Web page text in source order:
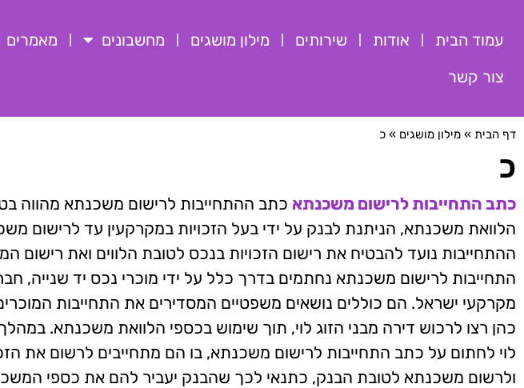
עמוד הבית אודות שירותים מילון מושגים מחשבונים מאמרים
צור קשר
דף הבית » מילון מושגים » כ
כ
כתב התחייבות לרישום משכנתא כתב ההתחייבות לרישום משכנתא מהווה
הלוואת משכנתא, הניתנת לבנק על ידי בעל הזכויות במקרקעין עד לרישום
ההתחייבות נועד להבטיח את רישום הזכויות בנכס לטובת הלווים ואת רישום
התחייבות לרישום משכנתא נחתמים בדרך כלל על ידי מוכרי נכס יד שנייה,
מקרקעי ישראל. הם כוללים נושאים משפטיים המסדירים את התחייבות
כהן רצו לרכוש דירה מבני הזוג לוי, תוך שימוש בכספי הלוואת משכנתא.
לוי לחתום על כתב התחייבות לרישום משכנתא, בו הם מתחייבים לרשום את
ולרשום משכנתא לטובת הבנק, כתנאי לכך שהבנק יעביר להם את כספי